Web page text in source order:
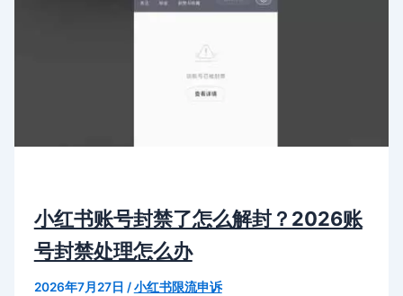
小红书账号封禁了怎么解封？2026账
号封禁处理怎么办
2026年7月27日 /小红书限流申诉